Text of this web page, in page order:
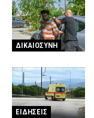
ΔΙΚΑΙΟΣΥΝΗ
ΕΙΔΗΣΕΙΣ